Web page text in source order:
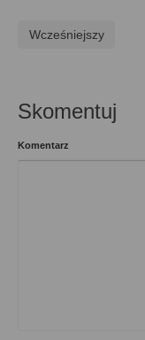
Wcześniejszy
Skomentuj
Komentarz